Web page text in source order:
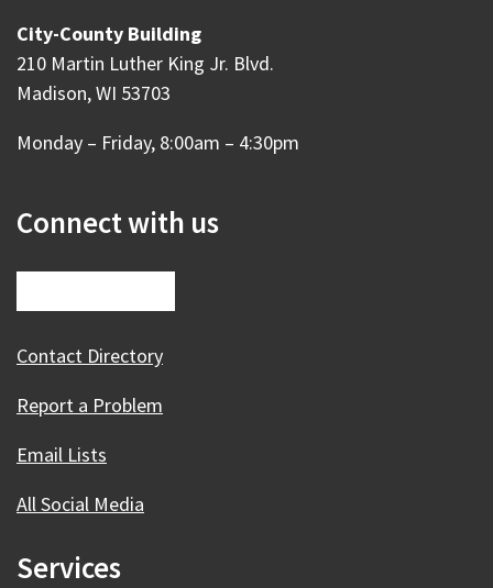
City-County Building
210 Martin Luther King Jr. Blvd.
Madison, WI 53703
Monday – Friday, 8:00am – 4:30pm
Connect with us
Contact Directory
Report a Problem
Email Lists
All Social Media
Services